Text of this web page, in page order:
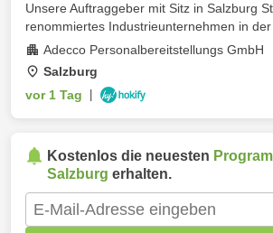
Unsere Auftraggeber mit Sitz in Salzburg
renommiertes Industrieunternehmen in der
Adecco Personalbereitstellungs GmbH
Salzburg
vor 1 Tag
Kostenlos die neuesten
Salzburg erhalten.